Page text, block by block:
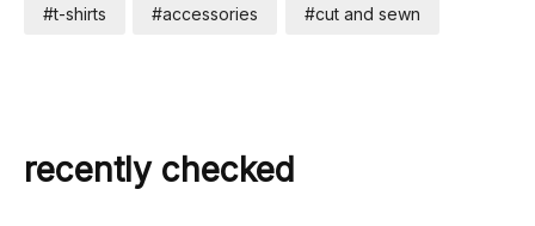
#t-shirts #accessories #cut and sewn
recently checked